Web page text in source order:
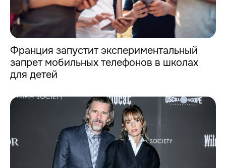
Франция запустит экспериментальный
запрет мобильных телефонов в школах
для детей